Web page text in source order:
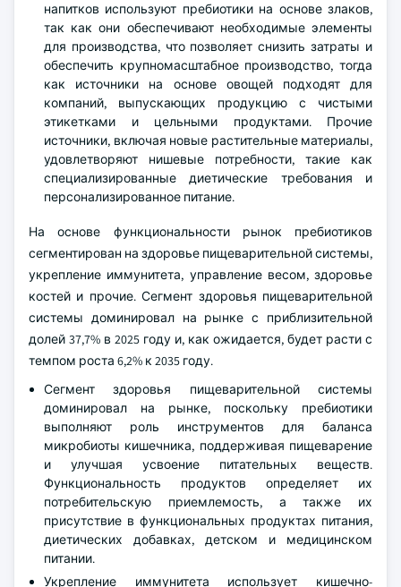
напитков используют пребиотики на основе злаков,
так как они обеспечивают необходимые элементы
для производства, что позволяет снизить затраты и
обеспечить крупномасштабное производство, тогда
как источники на основе овощей подходят для
компаний, выпускающих продукцию с чистыми
этикетками и цельными продуктами. Прочие
источники, включая новые растительные материалы,
удовлетворяют нишевые потребности, такие как
специализированные диетические требования и
персонализированное питание.
На основе функциональности рынок пребиотиков
сегментирован на здоровье пищеварительной системы,
укрепление иммунитета, управление весом, здоровье
костей и прочие. Сегмент здоровья пищеварительной
системы доминировал на рынке с приблизительной
долей 37,7% в 2025 году и, как ожидается, будет расти с
темпом роста 6,2% к 2035 году.
Сегмент здоровья пищеварительной системы
доминировал на рынке, поскольку пребиотики
выполняют роль инструментов для баланса
микробиоты кишечника, поддерживая пищеварение
и улучшая усвоение питательных веществ.
Функциональность продуктов определяет их
потребительскую приемлемость, а также их
присутствие в функциональных продуктах питания,
диетических добавках, детском и медицинском
питании.
Укрепление иммунитета использует кишечно-